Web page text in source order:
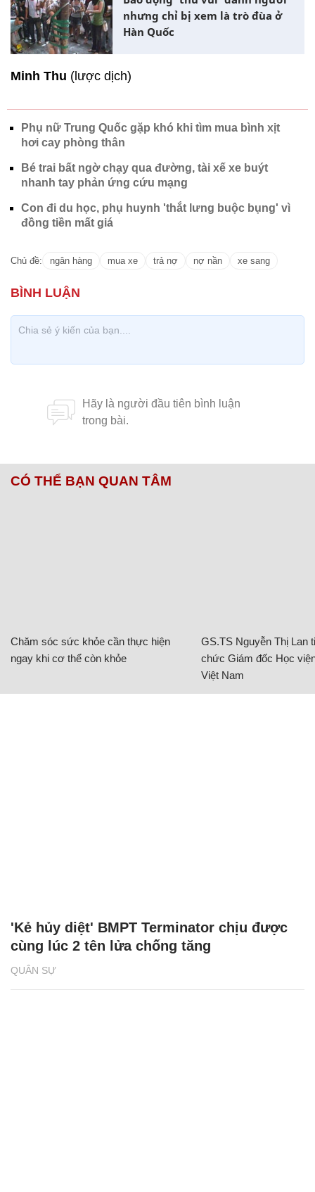
nhưng chỉ bị xem là trò đùa ở
Hàn Quốc
Minh Thu (lược dịch)
Phụ nữ Trung Quốc gặp khó khi tìm mua bình xịt
hơi cay phòng thân
Bé trai bất ngờ chạy qua đường, tài xế xe buýt
nhanh tay phản ứng cứu mạng
Con đi du học, phụ huynh 'thắt lưng buộc bụng' vì
đồng tiền mất giá
Chủ đề: ngân hàng mua xe trả nợ nợ nần xe sang
CÓ THỂ BẠN QUAN TÂM
Chăm sóc sức khỏe cần thực hiện
ngay khi cơ thể còn khỏe
GS.TS Nguyễn Thị Lan
chức Giám đốc Học
Việt Nam
QUÂN SỰ
'Kẻ hủy diệt' BMPT Terminator chịu được
cùng lúc 2 tên lửa chống tăng